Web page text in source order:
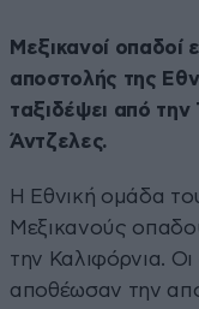
Μεξικανοί
αποστολής της
ταξιδέψει από
Άντζελες.
Η Εθνική ομάδα
Μεξικανούς
την Καλιφόρνια.
αποθέωσαν την